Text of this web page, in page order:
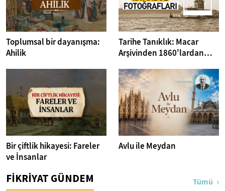
Toplumsal bir dayanışma:
Ahilik
Tarihe Tanıklık: Macar
Arşivinden 1860'lardan
Bir çiftlik hikayesi: Fareler
ve İnsanlar
Avlu ile Meydan
FİKRİYAT GÜNDEM Tümü